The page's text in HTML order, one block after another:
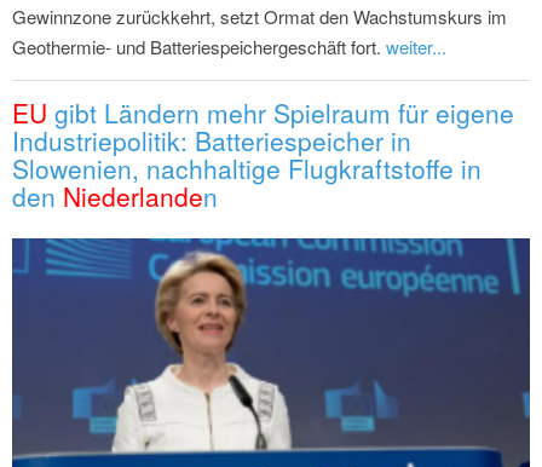
Gewinnzone zurückkehrt, setzt Ormat den Wachstumskurs im
Geothermie- und Batteriespeichergeschäft fort. weiter...
EU gibt Ländern mehr Spielraum für eigene
Industriepolitik: Batteriespeicher in
Slowenien, nachhaltige Flugkraftstoffe in
den Niederlanden